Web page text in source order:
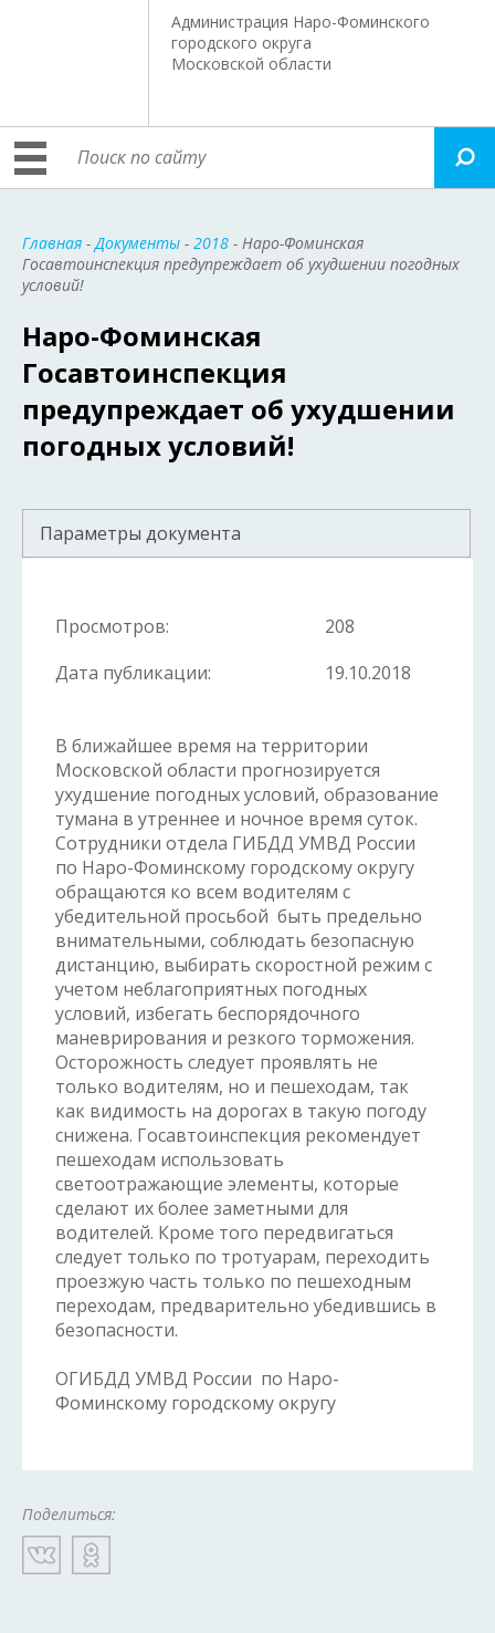
Администрация Наро-Фоминского
городского округа
Московской области
Главная -Документы - 2018 - Наро-Фоминская
Госавтоинспекция предупреждает об ухудшении погодных
условий!
Наро-Фоминская
Госавтоинспекция
предупреждает об ухудшении
погодных условий!
Параметры документа
Просмотров:
208
Дата публикации:
19.10.2018
В ближайшее время на территории
Московской области прогнозируется
ухудшение погодных условий, образование
тумана в утреннее и ночное время суток.
Сотрудники отдела ГИБДД УМВД России
по Наро-Фоминскому городскому округу
обращаются ко всем водителям с
убедительной просьбой быть предельно
внимательными, соблюдать безопасную
дистанцию, выбирать скоростной режим с
учетом неблагоприятных погодных
условий, избегать беспорядочного
маневрирования и резкого торможения.
Осторожность следует проявлять не
только водителям, но и пешеходам, так
как видимость на дорогах в такую погоду
снижена. Госавтоинспекция рекомендует
пешеходам использовать
светоотражающие элементы, которые
сделают их более заметными для
водителей. Кроме того передвигаться
следует только по тротуарам, переходить
проезжую часть только по пешеходным
переходам, предварительно убедившись в
безопасности.
ОГИБДД УМВД России по Наро-
Фоминскому городскому округу
Поделиться: